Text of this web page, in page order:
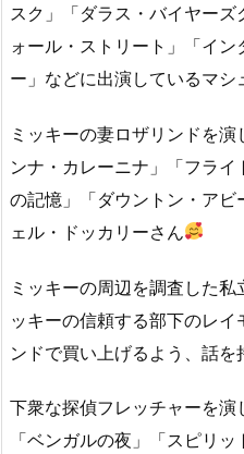
スク」「ダラス・バイヤー
ォール・ストリート」「イ
ー」などに出演しているマシ
ミッキーの妻ロザリンドを
ンナ・カレーニナ」「フラ
の記憶」「ダウントン・ア
ェル・ドッカリーさん
ミッキーの周辺を調査した
ッキーの信頼する部下のレ
ンドで買い上げるよう、話を
下衆な探偵フレッチャーを演
「ベンガルの夜」「スピリ